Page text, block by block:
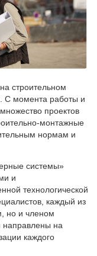
строительном
С момента работы и
проектов
монтажные
нормам и
системы»
и
технологической
каждый из
но и членом
направлены на
каждого